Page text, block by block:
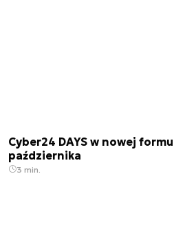
Cyber24 DAYS w nowej
października
3 min.